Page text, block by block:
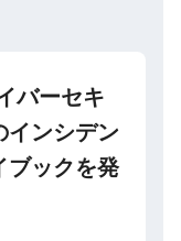
バーセキ
インシデン
ブックを発